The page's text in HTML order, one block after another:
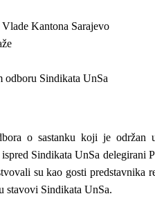
Kantona Sarajevo
odboru Sindikata UnSa
o sastanku koji je održan
Sindikata UnSa delegirani
su kao gosti predstavnika
stavovi Sindikata UnSa.